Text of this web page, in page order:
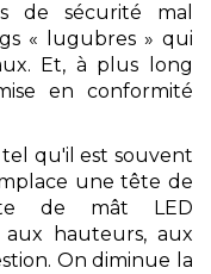
de sécurité mal
« lugubres » qui
Et, à plus long
en conformité
tel qu'il est souvent
une tête de
de mât LED
hauteurs, aux
On diminue la